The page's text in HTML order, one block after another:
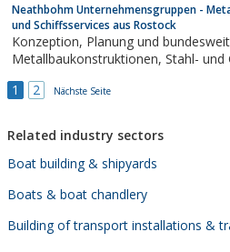
sechster Generation im
Jahrzehnten hat sich die MEYER...
Neathbohm Unternehmensgruppen -
und Schiffsservices aus Rostock
Konzeption, Planung und bundesweiter Bau von
1
2 Nächste Seite
Related industry sectors
Boat building & shipyards
Boats & boat chandlery
Building of transport installations &